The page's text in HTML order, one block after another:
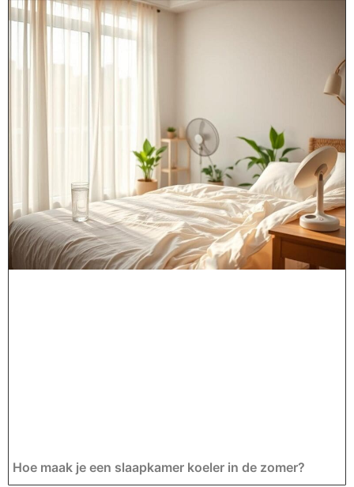
Hoe maak je een slaapkamer koeler in de zomer?